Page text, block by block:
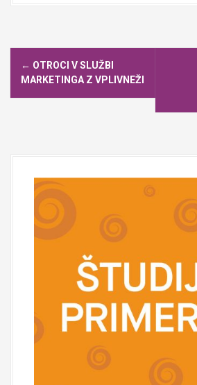
s
← OTROCI V SLUŽBI
MARKETINGA Z VPLIVNEŽI